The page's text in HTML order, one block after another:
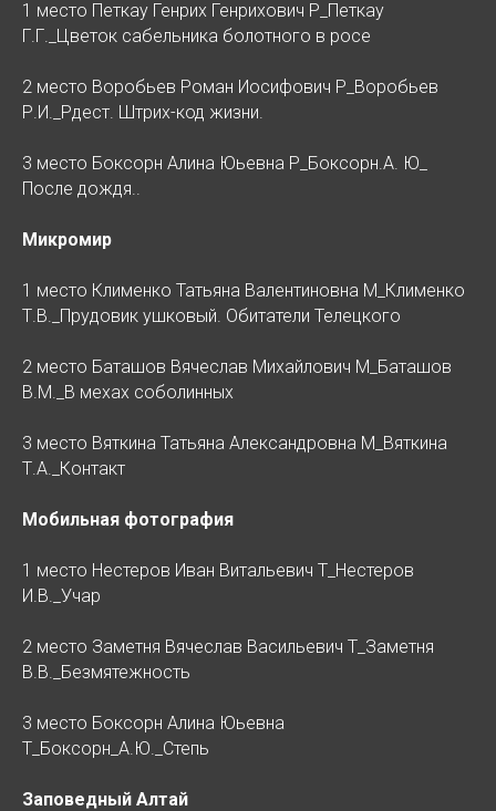
1 место Петкау Генрих Генрихович Р_Петкау
Г.Г._Цветок сабельника болотного в росе
2 место Воробьев Роман Иосифович Р_Воробьев
Р.И._Рдест. Штрих-код жизни.
3 место Боксорн Алина Юьевна Р_Боксорн.А. Ю_
После дождя..
Микромир
1 место Клименко Татьяна Валентиновна М_Клименко
Т.В._Прудовик ушковый. Обитатели Телецкого
2 место Баташов Вячеслав Михайлович М_Баташов
В.М._В мехах соболинных
3 место Вяткина Татьяна Александровна М_Вяткина
Т.А._Контакт
Мобильная фотография
1 место Нестеров Иван Витальевич Т_Нестеров
И.В._Учар
2 место Заметня Вячеслав Васильевич Т_Заметня
В.В._Безмятежность
3 место Боксорн Алина Юьевна
Т_Боксорн_А.Ю._Степь
Заповедный Алтай